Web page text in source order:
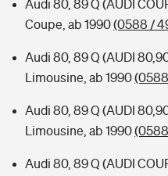
Audi 80, 89 Q (AUDI
Coupe, ab 1990(0588 /
Audi 80, 89 Q (AUDI
Limousine, ab 1990
Audi 80, 89 Q (AUDI
Limousine, ab 1990
Audi 80, 89 Q (AUDI